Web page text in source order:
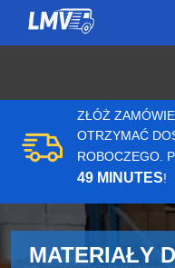
ZŁÓŻ
OTRZYMAĆ
ROBOCZEGO.
49 MINUTES!
MATERIAŁY